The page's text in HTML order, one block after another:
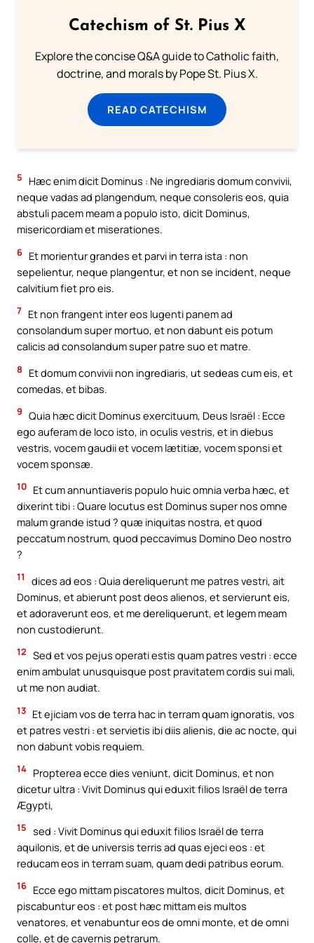
Catechism of St. Pius X
Explore the concise Q&A guide to Catholic faith,
doctrine, and morals by Pope St. Pius X.
READ CATECHISM
5
Hæc enim dicit Dominus : Ne ingrediaris domum convivii,
neque vadas ad plangendum, neque consoleris eos, quia
abstuli pacem meam a populo isto, dicit Dominus,
misericordiam et miserationes.
6 Et morientur grandes et parvi in terra ista : non
sepelientur, neque plangentur, et non se incident, neque
calvitium fiet pro eis.
7 Et non frangent inter eos lugenti panem ad
consolandum super mortuo, et non dabunt eis potum
calicis ad consolandum super patre suo et matre.
8
Et domum convivii non ingrediaris, ut sedeas cum eis, et
comedas, et bibas.
9 Quia hæc dicit Dominus exercituum, Deus Israël : Ecce
ego auferam de loco isto, in oculis vestris, et in diebus
vestris, vocem gaudii et vocem lætitiæ, vocem sponsi et
vocem sponsæ.
10 Et cum annuntiaveris populo huic omnia verba hæc, et
dixerint tibi : Quare locutus est Dominus super nos omne
malum grande istud ? quæ iniquitas nostra, et quod
peccatum nostrum, quod peccavimus Domino Deo nostro
?
11
dices ad eos : Quia dereliquerunt me patres vestri, ait
Dominus, et abierunt post deos alienos, et servierunt eis,
et adoraverunt eos, et me dereliquerunt, et legem meam
non custodierunt.
12 Sed et vos pejus operati estis quam patres vestri : ecce
enim ambulat unusquisque post pravitatem cordis sui mali,
ut me non audiat.
13 Et ejiciam vos de terra hac in terram quam ignoratis, vos
et patres vestri : et servietis ibi diis alienis, die ac nocte, qui
non dabunt vobis requiem.
14 Propterea ecce dies veniunt, dicit Dominus, et non
dicetur ultra : Vivit Dominus qui eduxit filios Israël de terra
Ægypti,
15 sed : Vivit Dominus qui eduxit filios Israël de terra
aquilonis, et de universis terris ad quas ejeci eos : et
reducam eos in terram suam, quam dedi patribus eorum.
16 Ecce ego mittam piscatores multos, dicit Dominus, et
piscabuntur eos : et post hæc mittam eis multos
venatores, et venabuntur eos de omni monte, et de omni
colle, et de cavernis petrarum.